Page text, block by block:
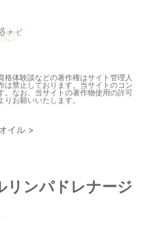
格体験談などの著作権はサイト管理人
は禁止しております。当サイトのコン
。なお、当サイトの著作物使用の許可
お願いいたします。
イル >
リンパドレナージ